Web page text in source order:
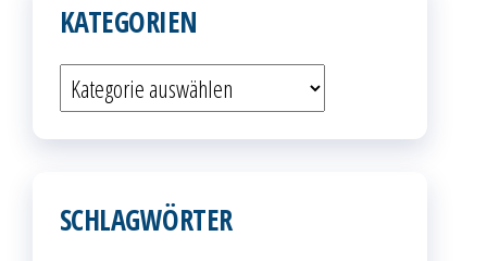
KATEGORIEN
Kategorien
SCHLAGWÖRTER